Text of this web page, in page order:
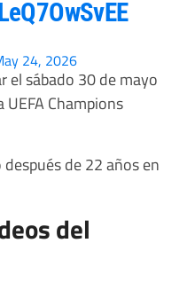
24, 2026
el sábado 30 de mayo
UEFA Champions
de 22 años en
del